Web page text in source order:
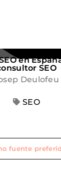
en
SEO
Deulofeu
SEO
fuente